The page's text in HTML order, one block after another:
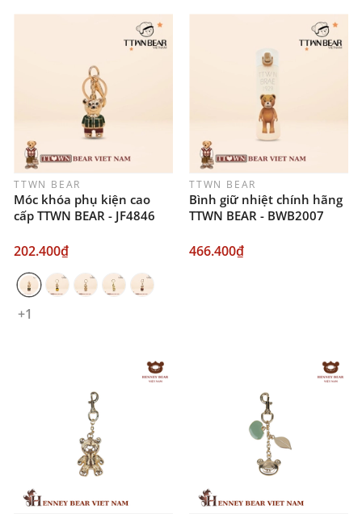
TTWN BEAR
Móc khóa phụ kiện cao
cấp TTWN BEAR - JF4846
202.400₫
+1
TTWN BEAR
Bình giữ nhiệt chính hãng
TTWN BEAR - BWB2007
466.400₫